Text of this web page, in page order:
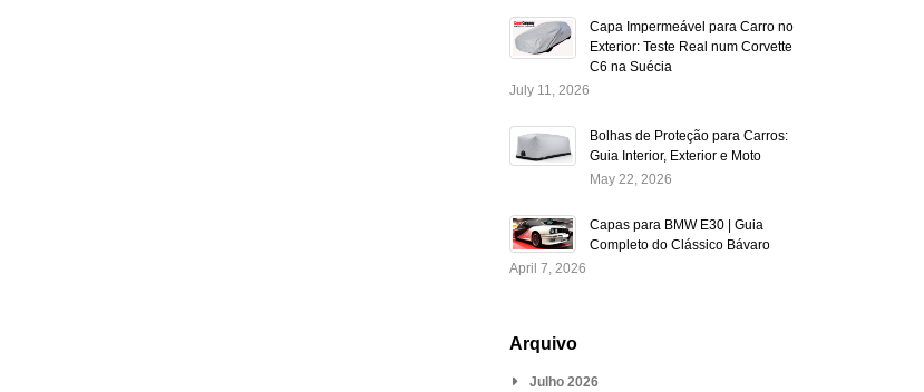
Capa Impermeável para Carro no
Exterior: Teste Real num Corvette
C6 na Suécia
July 11, 2026
Bolhas de Proteção para Carros:
Guia Interior, Exterior e Moto
May 22, 2026
Capas para BMW E30 | Guia
Completo do Clássico Bávaro
April 7, 2026
Arquivo
Julho 2026